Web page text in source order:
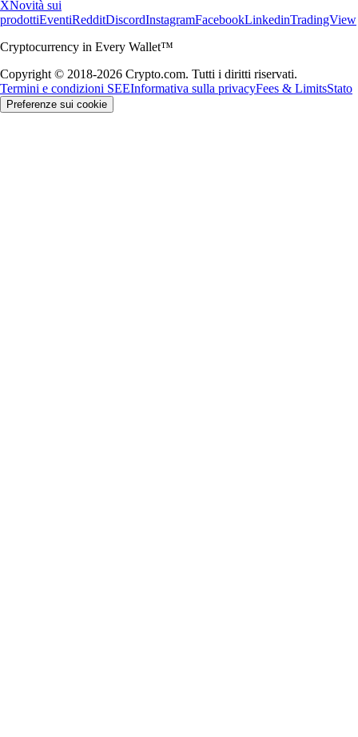
XNovità sui
prodottiEventiRedditDiscordInstagramFacebookLinkedinTradingView
Cryptocurrency in Every Wallet™
Copyright © 2018-2026 Crypto.com. Tutti i diritti riservati.
Termini e condizioni SEEInformativa sulla privacyFees & LimitsStato
Preferenze sui cookie